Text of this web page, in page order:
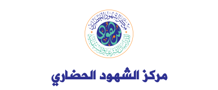
مركز الشهود الحضاري